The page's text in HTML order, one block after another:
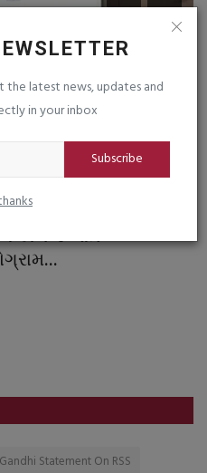
the latest news, updates and
in your inbox
Subscribe
કોલેજ ખાતે
Statement On RSS